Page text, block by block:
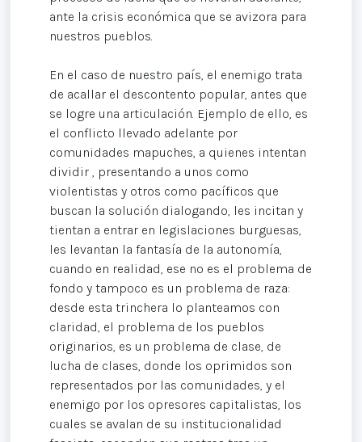
ante la crisis económica que se avizora para
nuestros pueblos.
En el caso de nuestro país, el enemigo trata
de acallar el descontento popular, antes que
se logre una articulación. Ejemplo de ello, es
el conflicto llevado adelante por
comunidades mapuches, a quienes intentan
dividir , presentando a unos como
violentistas y otros como pacíficos que
buscan la solución dialogando, les incitan y
tientan a entrar en legislaciones burguesas,
les levantan la fantasía de la autonomía,
cuando en realidad, ese no es el problema de
fondo y tampoco es un problema de raza:
desde esta trinchera lo planteamos con
claridad, el problema de los pueblos
originarios, es un problema de clase, de
lucha de clases, donde los oprimidos son
representados por las comunidades, y el
enemigo por los opresores capitalistas, los
cuales se avalan de su institucionalidad